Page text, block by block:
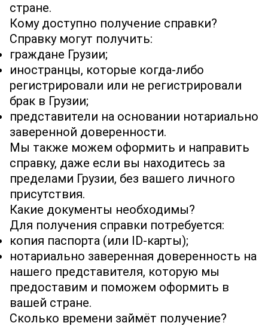
стране.
Кому доступно получение справки?
Справку могут получить:
граждане Грузии;
иностранцы, которые когда-либо
регистрировали или не регистрировали
брак в Грузии;
представители на основании нотариально
заверенной доверенности.
Мы также можем оформить и направить
справку, даже если вы находитесь за
пределами Грузии, без вашего личного
присутствия.
Какие документы необходимы?
Для получения справки потребуется:
копия паспорта (или ID-карты);
нотариально заверенная доверенность на
нашего представителя, которую мы
предоставим и поможем оформить в
вашей стране.
Сколько времени займёт получение?